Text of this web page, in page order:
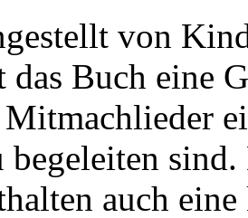
von
Buch eine
sind.
auch